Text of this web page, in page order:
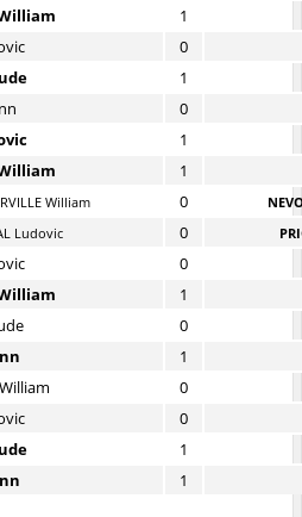
1
0
1
0
1
1
William 0
Ludovic
0
0
1
0
1
0
0
1
1